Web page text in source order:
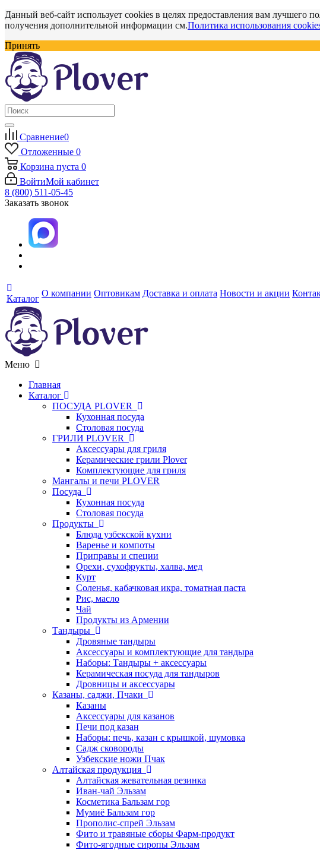
Данный веб-сайт использует cookies в целях предоставления вам лучшего
получения дополнительной информации см.Политика использования
Принять
Сравнение0
Отложенные 0
Корзина пуста 0
ВойтиМой кабинет
8 (800) 511-05-45
Заказать звонок
Каталог
О компании Оптовикам Доставка и оплата Новости и акции
Меню
Главная
Каталог
ПОСУДА PLOVER
Кухонная посуда
Столовая посуда
ГРИЛИ PLOVER
Аксессуары для гриля
Керамические грили Plover
Комплектующие для гриля
Мангалы и печи PLOVER
Посуда
Кухонная посуда
Столовая посуда
Продукты
Блюда узбекской кухни
Варенье и компоты
Приправы и специи
Орехи, сухофрукты, халва, мед
Курт
Соленья, кабачковая икра, томатная паста
Рис, масло
Чай
Продукты из Армении
Тандыры
Дровяные тандыры
Аксессуары и комплектующие для тандыра
Наборы: Тандыры + аксессуары
Керамическая посуда для тандыров
Дровницы и аксессуары
Казаны, саджи, Пчаки
Казаны
Аксессуары для казанов
Печи под казан
Наборы: печь, казан с крышкой, шумовка
Садж сковороды
Узбекские ножи Пчак
Алтайская продукция
Алтайская жевательная резинка
Иван-чай Эльзам
Косметика Бальзам гор
Мумиё Бальзам гор
Прополис-спрей Эльзам
Фито и травяные сборы Фарм-продукт
Фито-ягодные сиропы Эльзам